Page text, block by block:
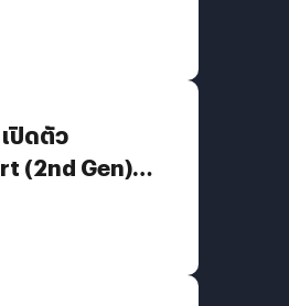
ปิดตัว
(2nd Gen)